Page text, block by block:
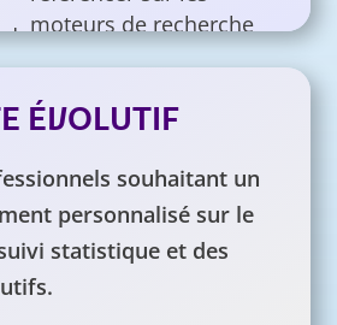
moteurs de recherche
vos clients
selon vos retours lors de
la première présentation.
site one-page est mis
ÉVOLUTIF
souhaitant un
personnalisé sur le
statistique et des